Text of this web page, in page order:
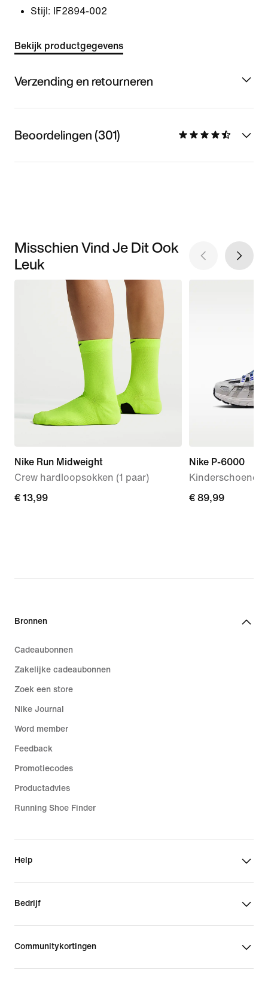
Stijl:
IF2894-002
Bekijk productgegevens
Verzending en retourneren
Beoordelingen (301)
Misschien Vind Je Dit Ook
Leuk
Nike Run Midweight
Crew hardloopsokken (1 paar)
€ 13,99
€ 13,99
Nike P-6000
Kinderschoenen
€ 89,99
€ 89,99
Bronnen
Cadeaubonnen
Zakelijke cadeaubonnen
Zoek een store
Nike Journal
Word member
Feedback
Promotiecodes
Productadvies
Running Shoe Finder
Help
Bedrijf
Communitykortingen